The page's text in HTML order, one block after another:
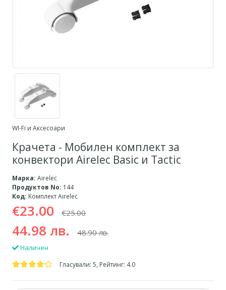
WI-Fi и Аксесоари
Крачета - Мобилен комплект за
конвектори Airelec Basic и Tactic
Марка: Airelec
Продуктов No: 144
Код: Kомплект Airelec
€23.00 €25.00
44.98 лв. 48.90 лв.
Наличен
Гласували: 5, Рейтинг: 4.0